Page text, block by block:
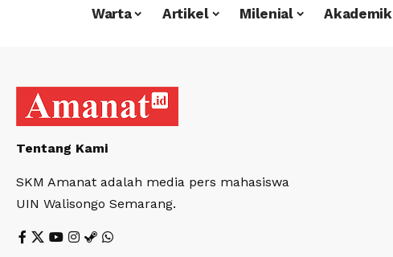
Warta Artikel Milenial Akademik
Tentang Kami
SKM Amanat adalah media pers mahasiswa
UIN Walisongo Semarang.